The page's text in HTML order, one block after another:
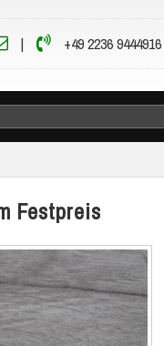
| +49 2236 9444916
Festpreis